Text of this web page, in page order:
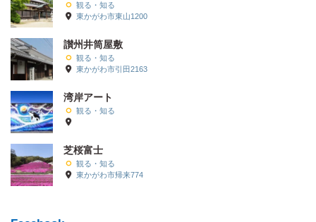
観る・知る
東かがわ市東山1200
讃州井筒屋敷
観る・知る
東かがわ市引田2163
湾岸アート
観る・知る
芝桜富士
観る・知る
東かがわ市帰来774